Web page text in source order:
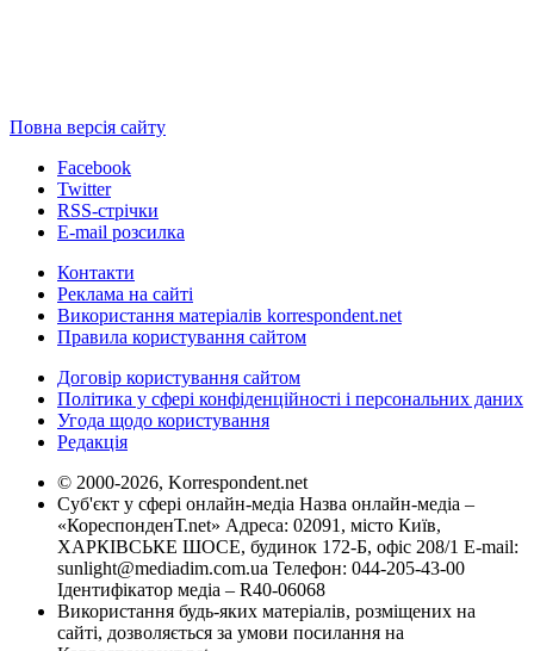
Повна версія сайту
Facebook
Twitter
RSS-стрічки
E-mail розсилка
Контакти
Реклама на сайті
Використання матеріалів korrespondent.net
Правила користування сайтом
Договір користування сайтом
Політика у сфері конфіденційності і персональних даних
Угода щодо користування
Редакція
© 2000-2026, Korrespondent.net
Суб'єкт у сфері онлайн-медіа Назва онлайн-медіа –
«КореспонденТ.net» Адреса: 02091, місто Київ,
ХАРКІВСЬКЕ ШОСЕ, будинок 172-Б, офіс 208/1 E-mail:
sunlight@mediadim.com.ua Телефон: 044-205-43-00
Ідентифікатор медіа – R40-06068
Використання будь-яких матеріалів, розміщених на
сайті, дозволяється за умови посилання на